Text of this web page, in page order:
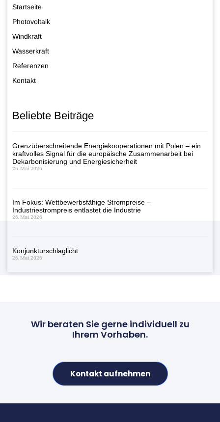
Startseite
Photovoltaik
Windkraft
Wasserkraft
Referenzen
Kontakt
Beliebte Beiträge
Grenzüberschreitende Energiekooperationen mit Polen – ein
kraftvolles Signal für die europäische Zusammenarbeit bei
Dekarbonisierung und Energiesicherheit
26. Mai 2026
Im Fokus: Wettbewerbsfähige Strompreise –
Industriestrompreis entlastet die Industrie
26. Mai 2026
Konjunkturschlaglicht
26. Mai 2026
Wir beraten Sie gerne individuell zu
Ihrem Vorhaben.
Kontakt aufnehmen